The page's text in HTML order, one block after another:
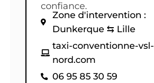
confiance.
Zone d'intervention :
Dunkerque ⇆ Lille
taxi-conventionne-vsl-
nord.com
06 95 85 30 59